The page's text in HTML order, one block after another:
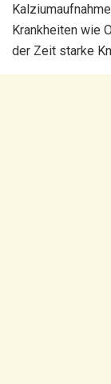
Krankheiten wie
der Zeit starke